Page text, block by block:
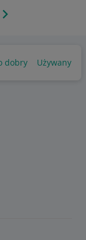
Następna strona
dobry Używany